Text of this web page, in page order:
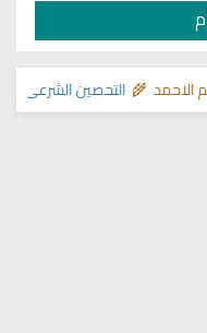
التحصين الشرعي للبيت🌾